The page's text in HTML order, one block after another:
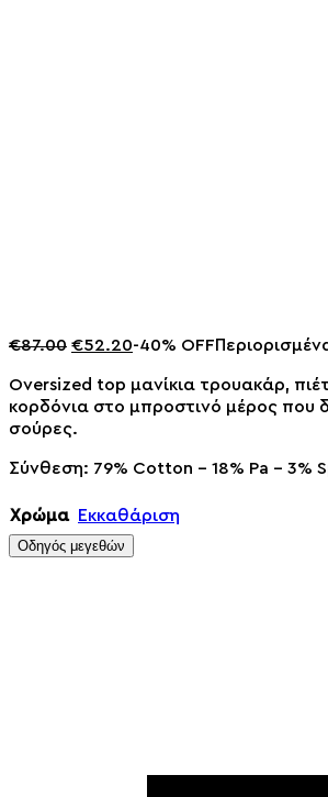
€87.00 €52.20-40% OFF
Oversized top μανίκια τρουακάρ,
κορδόνια στο μπροστινό μέρος που
σούρες.
Σύνθεση: 79% Cotton – 18% Pa – 3%
Χρώμα Εκκαθάριση
Οδηγός μεγεθών